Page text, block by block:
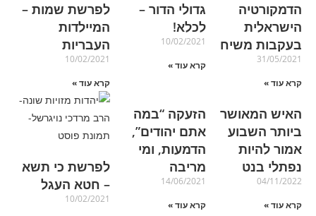
הדמקורטיה
הישראלית
בעקבות משיח
31/05/2021
קרא עוד »
גדולי הדור –
לכלא!
10/02/2021
קרא עוד »
לפרשת שמות –
המיילדות
העבריות
10/02/2021
קרא עוד »
האיש המאושר
ביותר השבוע
אמור להיות
נפתלי בנט
04/11/2022
קרא עוד »
הזעקה “במה
אתם יהודים”,
הדמעות, ומי
מריבה
14/06/2021
קרא עוד »
לפרשת כי תשא
– חטא העגל
10/02/2021